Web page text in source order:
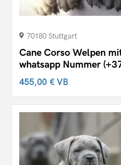
70180 Stuttgart
Cane Corso Welpen
whatsapp Nummer
455,00 €VB